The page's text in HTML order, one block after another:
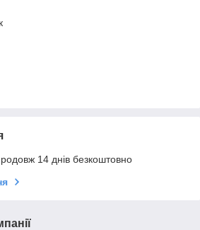
14 днів безкоштовно